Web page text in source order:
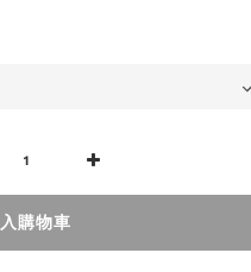
購物車